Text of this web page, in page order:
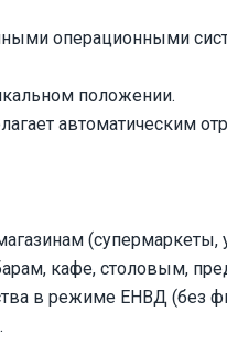
операционными
положении.
автоматическим
кафе, столовым,
в режиме ЕНВД (без